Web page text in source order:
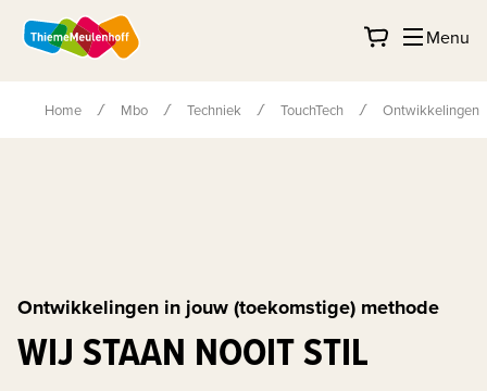
Menu
Home Mbo Techniek TouchTech Ontwikkelingen
Ontwikkelingen in jouw (toekomstige) methode
WIJ STAAN NOOIT STIL